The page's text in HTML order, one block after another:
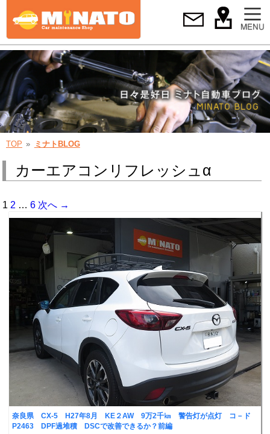
TOP ミナトBLOG
カーエアコンリフレッシュα
1 2 … 6 次へ →
奈良県 CX-5 H27年8月 KE２AW 9万2千㎞ 警告灯が点灯 コ－ド
P2463 DPF過堆積 DSCで改善できるか？前編